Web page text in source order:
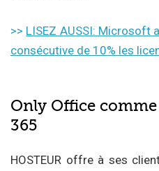
>> LISEZ AUSSI: Microsoft
consécutive de 10% les
Only Office
365
HOSTEUR offre à ses